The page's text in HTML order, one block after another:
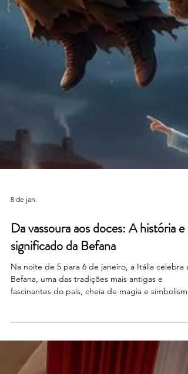
8 de jan.
Da vassoura aos doces: A história e o
significado da Befana
fascinantes do país, cheia de magia e
Segundo a lenda, a Befana é uma figura que voa
em sua vassoura e, na noite da Epifania, leva